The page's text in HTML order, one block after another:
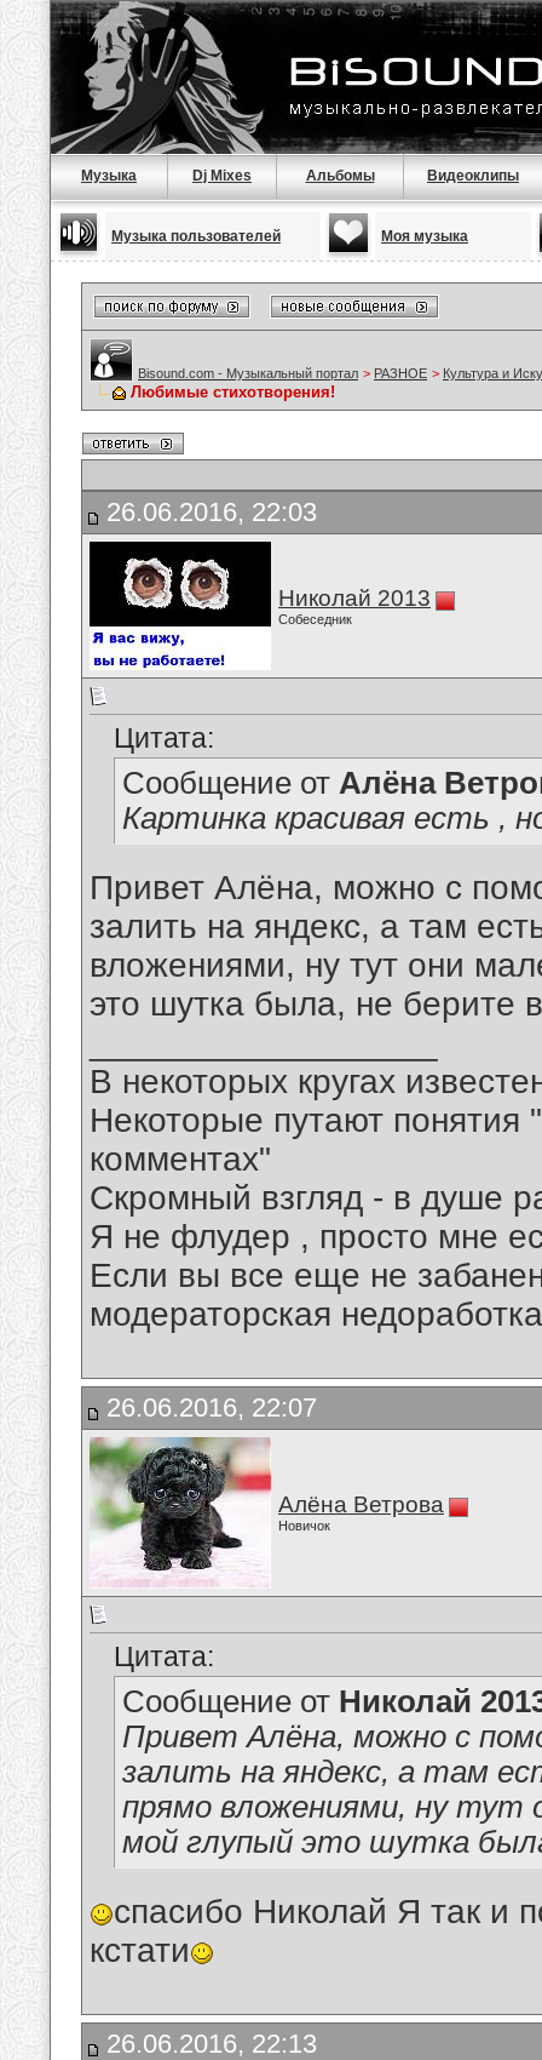
Музыка Dj Mixes Альбомы Видеоклипы
Музыка пользователей Моя музыка
Bisound.com - Музыкальный портал > РАЗНОЕ > Культура и
Любимые стихотворения!
26.06.2016, 22:03
Николай 2013
Собеседник
Цитата:
Сообщение от Алёна
Картинка красивая есть ,
Привет Алёна, можно с
залить на яндекс, а там
вложениями, ну тут они
это шутка была, не берите
В некоторых кругах
Некоторые путают понятия
комментах"
Скромный взгляд - в душе
Я не флудер , просто мне
Если вы все еще не
модераторская
26.06.2016, 22:07
Алёна Ветрова
Новичок
Цитата:
Сообщение от Николай
Привет Алёна, можно с
залить на яндекс, а там
прямо вложениями, ну тут
мой глупый это шутка
спасибо Николай Я так и
кстати
26.06.2016, 22:13